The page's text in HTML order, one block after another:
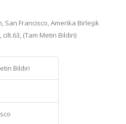
San Francisco, Amerika Birleşik
(Tam Metin Bildiri)
Bildiri